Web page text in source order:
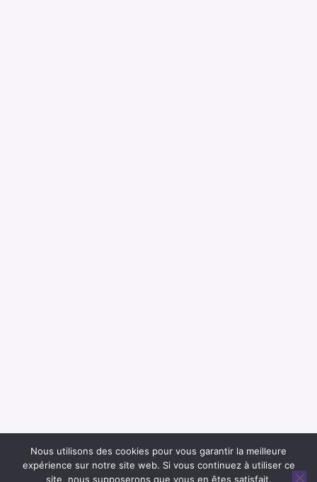
Nous utilisons des cookies pour vous garantir la meilleure
expérience sur notre site web. Si vous continuez à utiliser ce
site, nous supposerons que vous en êtes satisfait.